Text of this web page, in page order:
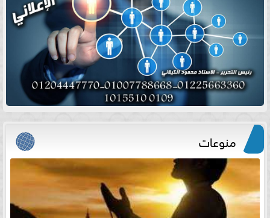
منوعات